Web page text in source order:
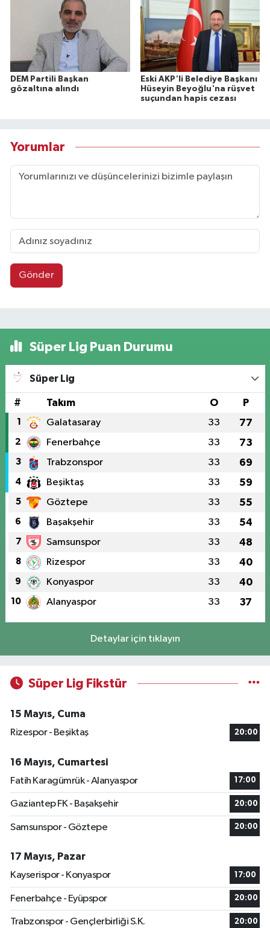
DEM Partili Başkan
gözaltına alındı
Eski AKP'li Belediye Başkanı
Hüseyin Beyoğlu'na rüşvet
suçundan hapis cezası
Yorumlar
Gönder
Süper Lig Puan Durumu
Süper Lig
# Takım O P
1 Galatasaray 33 77
2 Fenerbahçe 33 73
3 Trabzonspor 33 69
4 Beşiktaş 33 59
5 Göztepe 33 55
6 Başakşehir 33 54
7 Samsunspor 33 48
8 Rizespor 33 40
9 Konyaspor 33 40
10 Alanyaspor 33 37
Detaylar için tıklayın
Süper Lig Fikstür
15 Mayıs, Cuma
Rizespor - Beşiktaş
20:00
16 Mayıs, Cumartesi
Fatih Karagümrük - Alanyaspor
17:00
Gaziantep FK - Başakşehir 20:00
Samsunspor - Göztepe 20:00
17 Mayıs, Pazar
Kayserispor - Konyaspor
17:00
Fenerbahçe - Eyüpspor 20:00
Trabzonspor - Gençlerbirliği S.K. 20:00